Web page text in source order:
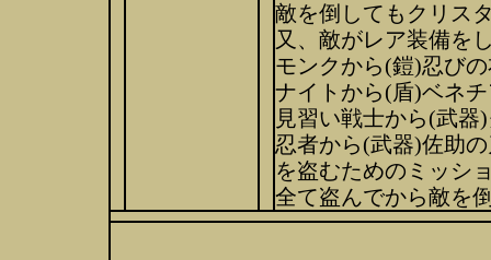
敵を倒してもクリス
又、敵がレア装備を
モンクから(鎧)忍び
ナイトから(盾)ベネ
見習い戦士から(武
忍者から(武器)佐助
を盗むためのミッシ
全て盗んでから敵を